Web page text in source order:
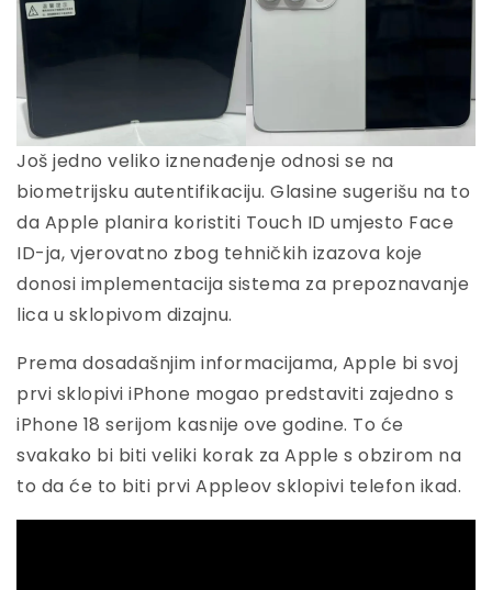
Još jedno veliko iznenađenje odnosi se na
biometrijsku autentifikaciju. Glasine sugerišu na to
da Apple planira koristiti Touch ID umjesto Face
ID-ja, vjerovatno zbog tehničkih izazova koje
donosi implementacija sistema za prepoznavanje
lica u sklopivom dizajnu.
Prema dosadašnjim informacijama, Apple bi svoj
prvi sklopivi iPhone mogao predstaviti zajedno s
iPhone 18 serijom kasnije ove godine. To će
svakako bi biti veliki korak za Apple s obzirom na
to da će to biti prvi Appleov sklopivi telefon ikad.